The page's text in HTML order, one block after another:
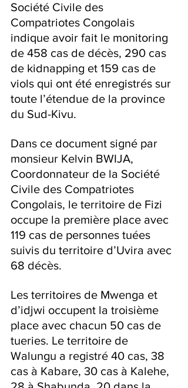
Société Civile des
Compatriotes Congolais
indique avoir fait le monitoring
de 458 cas de décès, 290 cas
de kidnapping et 159 cas de
viols qui ont été enregistrés sur
toute l’étendue de la province
du Sud-Kivu.
Dans ce document signé par
monsieur Kelvin BWIJA,
Coordonnateur de la Société
Civile des Compatriotes
Congolais, le territoire de Fizi
occupe la première place avec
119 cas de personnes tuées
suivis du territoire d’Uvira avec
68 décès.
Les territoires de Mwenga et
d’idjwi occupent la troisième
place avec chacun 50 cas de
tueries. Le territoire de
Walungu a registré 40 cas, 38
cas à Kabare, 30 cas à Kalehe,